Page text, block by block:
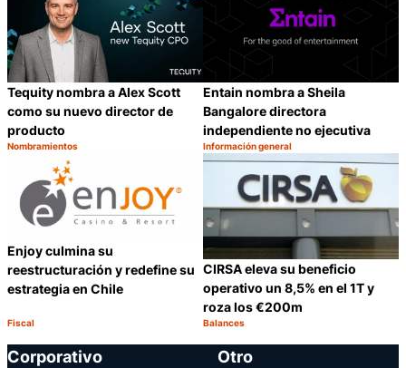
Tequity nombra a Alex Scott
como su nuevo director de
producto
Categoría:
Nombramientos
Compartir
Entain nombra a Sheila
Bangalore directora
independiente no ejecutiva
Categoría:
Información general
Enjoy culmina su
reestructuración y redefine su
estrategia en Chile
Categoría:
Fiscal
CIRSA eleva su beneficio
operativo un 8,5% en el 1T y
roza los €200m
Categoría:
Balances
Corporativo Otro